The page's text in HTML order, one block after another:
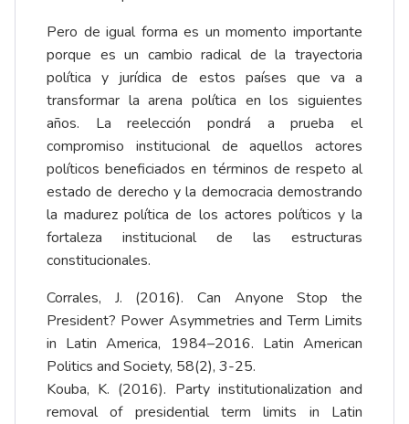
Pero de igual forma es un momento importante
porque es un cambio radical de la trayectoria
política y jurídica de estos países que va a
transformar la arena política en los siguientes
años. La reelección pondrá a prueba el
compromiso institucional de aquellos actores
políticos beneficiados en términos de respeto al
estado de derecho y la democracia demostrando
la madurez política de los actores políticos y la
fortaleza institucional de las estructuras
constitucionales.
Corrales, J. (2016). Can Anyone Stop the
President? Power Asymmetries and Term Limits
in Latin America, 1984–2016. Latin American
Politics and Society, 58(2), 3-25.
Kouba, K. (2016). Party institutionalization and
removal of presidential term limits in Latin